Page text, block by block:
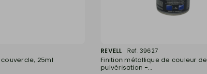
25ml
REVELL Ref. 39627
Finition métallique de couleur de
pulvérisation -...